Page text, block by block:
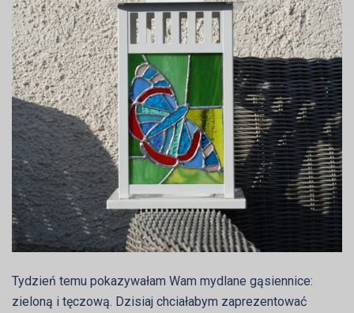
Tydzień temu pokazywałam Wam mydlane gąsiennice:
zieloną i tęczową. Dzisiaj chciałabym zaprezentować